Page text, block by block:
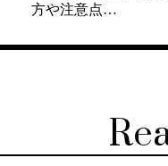
方や注意点…